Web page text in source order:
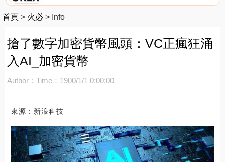
首頁 > 火必 > Info
搶了數字加密貨幣風頭：VC正瘋狂涌
入AI_加密貨幣
Author： Time：1900/1/1 0:00:00
來源：新浪科技